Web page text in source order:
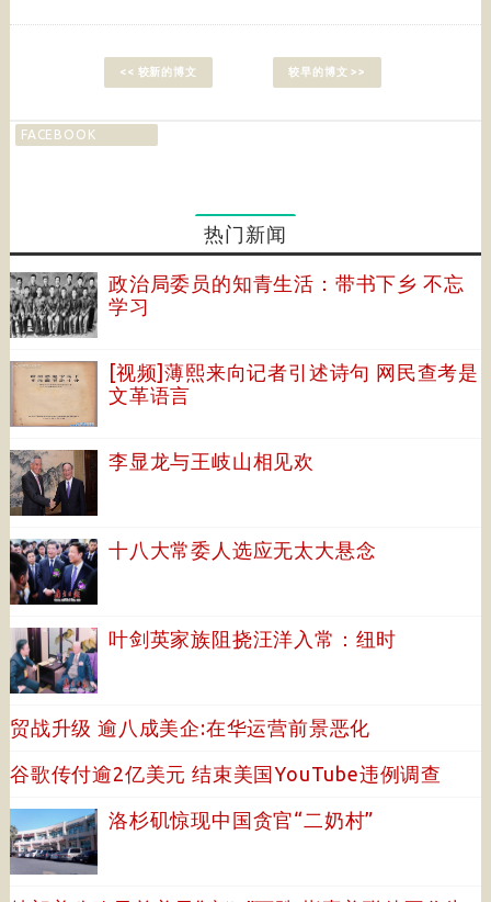
<< 较新的博文 较早的博文 >>
FACEBOOK
热门新闻
政治局委员的知青生活：带书下乡 不忘
学习
[视频]薄熙来向记者引述诗句 网民查考是
文革语言
李显龙与王岐山相见欢
十八大常委人选应无太大悬念
叶剑英家族阻挠汪洋入常：纽时
贸战升级 逾八成美企:在华运营前景恶化
谷歌传付逾2亿美元 结束美国YouTube违例调查
洛杉矶惊现中国贪官“二奶村”